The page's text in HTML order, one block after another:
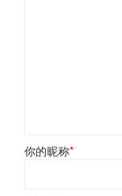
你的昵称*